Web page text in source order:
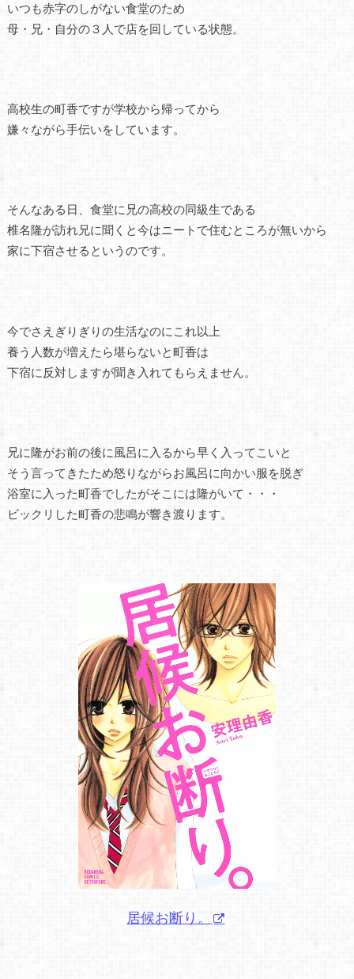
いつも赤字のしがない食堂のため
母・兄・自分の３人で店を回している状態。
高校生の町香ですが学校から帰ってから
嫌々ながら手伝いをしています。
そんなある日、食堂に兄の高校の同級生である
椎名隆が訪れ兄に聞くと今はニートで住むところが無いから
家に下宿させるというのです。
今でさえぎりぎりの生活なのにこれ以上
養う人数が増えたら堪らないと町香は
下宿に反対しますが聞き入れてもらえません。
兄に隆がお前の後に風呂に入るから早く入ってこいと
そう言ってきたため怒りながらお風呂に向かい服を脱ぎ
浴室に入った町香でしたがそこには隆がいて・・・
ビックリした町香の悲鳴が響き渡ります。
居候お断り。